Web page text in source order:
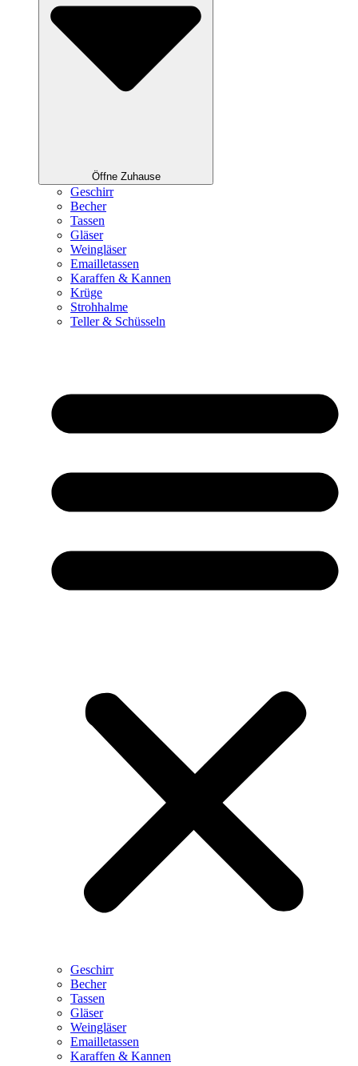
Öffne Zuhause
Geschirr
Becher
Tassen
Gläser
Weingläser
Emailletassen
Karaffen & Kannen
Krüge
Strohhalme
Teller & Schüsseln
Geschirr
Becher
Tassen
Gläser
Weingläser
Emailletassen
Karaffen & Kannen